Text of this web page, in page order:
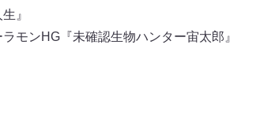
』
モンHG『未確認生物ハンター宙太郎』